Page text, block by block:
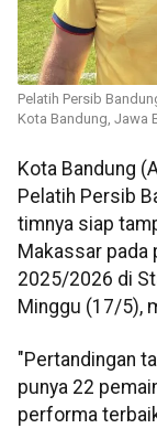
Pelatih Persib
Kota Bandung, Jawa
Kota Bandung
Pelatih Persib
timnya siap
Makassar pada
2025/2026 di
Minggu (17/5),
"Pertandingan
punya 22
performa